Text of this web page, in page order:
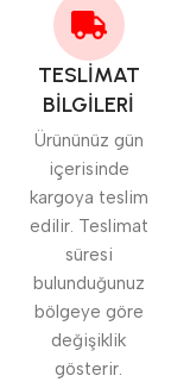
TESLİMAT
BİLGİLERİ
Ürününüz gün
içerisinde
kargoya teslim
edilir. Teslimat
süresi
bulunduğunuz
bölgeye göre
değişiklik
gösterir.